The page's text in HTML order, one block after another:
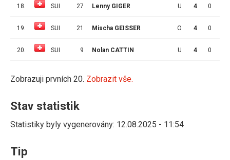
18. SUI 27 Lenny GIGER U 4 0
19. SUI 21 Mischa GEISSER O 4 0
20. SUI 9 Nolan CATTIN U 4 0
Zobrazuji prvních 20. Zobrazit vše.
Stav statistik
Statistiky byly vygenerovány: 12.08.2025 - 11:54
Tip